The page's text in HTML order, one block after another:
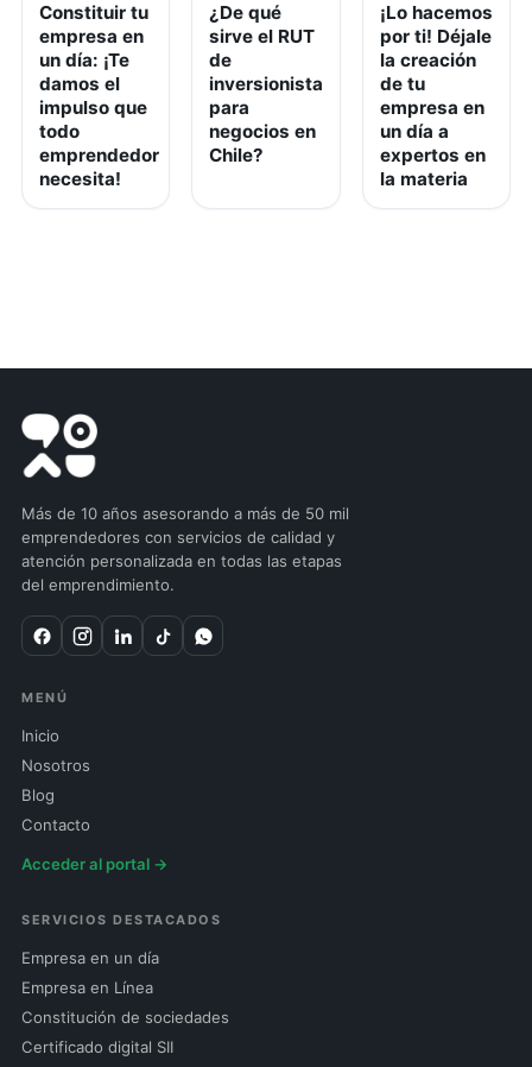
Constituir tu
empresa en
un día: ¡Te
damos el
impulso que
todo
emprendedor
necesita!
¿De qué
sirve el RUT
de
inversionista
para
negocios en
Chile?
¡Lo hacemos
por ti! Déjale
la creación
de tu
empresa en
un día a
expertos en
la materia
Más de 10 años asesorando a más de 50 mil
emprendedores con servicios de calidad y
atención personalizada en todas las etapas
del emprendimiento.
MENÚ
Inicio
Nosotros
Blog
Contacto
Acceder al portal →
SERVICIOS DESTACADOS
Empresa en un día
Empresa en Línea
Constitución de sociedades
Certificado digital SII